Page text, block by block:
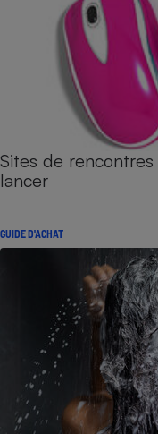
Sites de
lancer
GUIDE D'ACHAT